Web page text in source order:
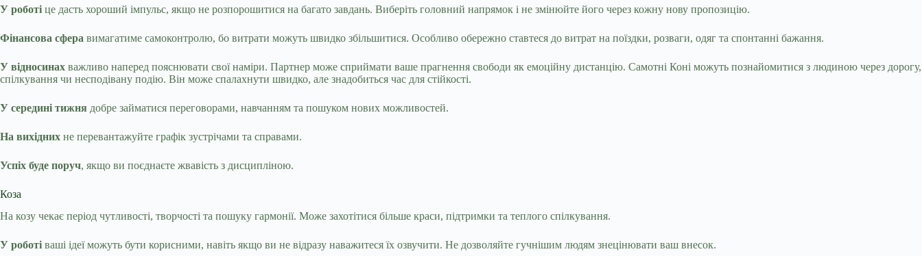
У роботі це дасть хороший імпульс, якщо не розпорошитися на багато завдань. Виберіть головний напрямок і не змінюйте його через кожну нову пропозицію.
Фінансова сфера вимагатиме самоконтролю, бо витрати можуть швидко збільшитися. Особливо обережно ставтеся до витрат на поїздки, розваги, одяг та спонтанні бажання.
У відносинах важливо наперед пояснювати свої наміри. Партнер може сприймати ваше прагнення свободи як емоційну дистанцію. Самотні Коні можуть познайомитися з людиною через дорогу,
спілкування чи несподівану подію. Він може спалахнути швидко, але знадобиться час для стійкості.
У середині тижня добре займатися переговорами, навчанням та пошуком нових можливостей.
На вихідних не перевантажуйте графік зустрічами та справами.
Успіх буде поруч, якщо ви поєднаєте жвавість з дисципліною.
Коза
На козу чекає період чутливості, творчості та пошуку гармонії. Може захотітися більше краси, підтримки та теплого спілкування.
У роботі ваші ідеї можуть бути корисними, навіть якщо ви не відразу наважитеся їх озвучити. Не дозволяйте гучнішим людям знецінювати ваш внесок.